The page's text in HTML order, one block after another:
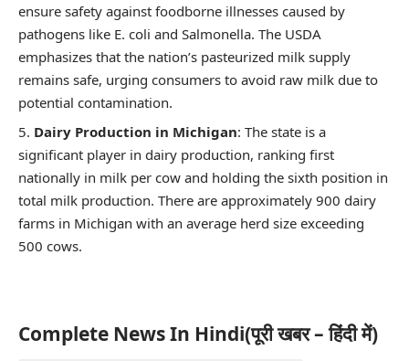
ensure safety against foodborne illnesses caused by
pathogens like E. coli and Salmonella. The USDA
emphasizes that the nation’s pasteurized milk supply
remains safe, urging consumers to avoid raw milk due to
potential contamination.
Dairy Production in Michigan: The state is a
significant player in dairy production, ranking first
nationally in milk per cow and holding the sixth position in
total milk production. There are approximately 900 dairy
farms in Michigan with an average herd size exceeding
500 cows.
Complete News In Hindi(पूरी खबर – हिंदी में)